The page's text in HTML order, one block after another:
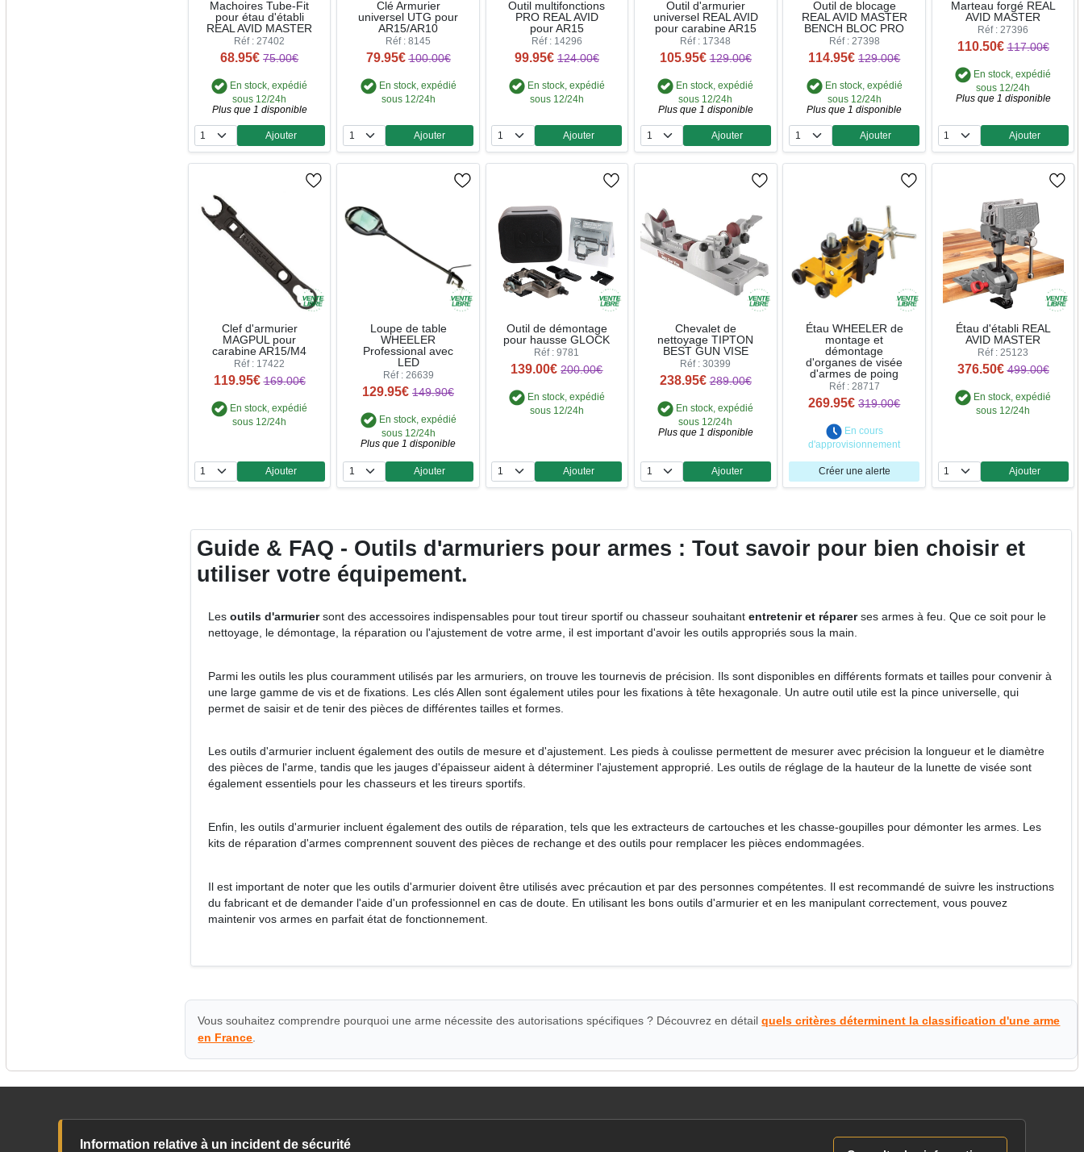
Machoires Tube-Fit
pour étau d'établi
REAL AVID MASTER
Réf : 27402
68.95€ 75.00€
En stock, expédié
sous 12/24h
Plus que 1 disponible
Quantité
Ajouter
Clé Armurier
universel UTG pour
AR15/AR10
Réf : 8145
79.95€ 100.00€
En stock, expédié
sous 12/24h
Quantité
Ajouter
Outil multifonctions
PRO REAL AVID
pour AR15
Réf : 14296
99.95€ 124.00€
En stock, expédié
sous 12/24h
Quantité
Ajouter
Outil d'armurier
universel REAL AVID
pour carabine AR15
Réf : 17348
105.95€ 129.00€
En stock, expédié
sous 12/24h
Plus que 1 disponible
Quantité
Ajouter
Outil de blocage
REAL AVID MASTER
BENCH BLOC PRO
Réf : 27398
114.95€ 129.00€
En stock, expédié
sous 12/24h
Plus que 1 disponible
Quantité
Ajouter
Marteau forgé REAL
AVID MASTER
Réf : 27396
110.50€ 117.00€
En stock, expédié
sous 12/24h
Plus que 1 disponible
Quantité
Ajouter
Clef d'armurier
MAGPUL pour
carabine AR15/M4
Réf : 17422
119.95€ 169.00€
En stock, expédié
sous 12/24h
Quantité
Ajouter
Loupe de table
WHEELER
Professional avec
LED
Réf : 26639
129.95€ 149.90€
En stock, expédié
sous 12/24h
Plus que 1 disponible
Quantité
Ajouter
Outil de démontage
pour hausse GLOCK
Réf : 9781
139.00€ 200.00€
En stock, expédié
sous 12/24h
Quantité
Ajouter
Chevalet de
nettoyage TIPTON
BEST GUN VISE
Réf : 30399
238.95€ 289.00€
En stock, expédié
sous 12/24h
Plus que 1 disponible
Quantité
Ajouter
Étau WHEELER de
montage et
démontage
d'organes de visée
d'armes de poing
Réf : 28717
269.95€ 319.00€
En cours
d'approvisionnement
Créer une alerte
Étau d'établi REAL
AVID MASTER
Réf : 25123
376.50€ 499.00€
En stock, expédié
sous 12/24h
Quantité
Ajouter
Guide & FAQ - Outils d'armuriers pour armes : Tout savoir pour bien choisir et
utiliser votre équipement.
Lesoutils d'armuriersont des accessoires indispensables pour tout tireur sportif ou chasseur souhaitant entretenir et réparerses armes à feu. Que ce soit pour le
nettoyage, le démontage, la réparation ou l'ajustement de votre arme, il est important d'avoir les outils appropriés sous la main.
Parmi les outils les plus couramment utilisés par les armuriers, on trouve les tournevis de précision. Ils sont disponibles en différents formats et tailles pour convenir à
une large gamme de vis et de fixations. Les clés Allen sont également utiles pour les fixations à tête hexagonale. Un autre outil utile est la pince universelle, qui
permet de saisir et de tenir des pièces de différentes tailles et formes.
Les outils d'armurier incluent également des outils de mesure et d'ajustement. Les pieds à coulisse permettent de mesurer avec précision la longueur et le diamètre
des pièces de l'arme, tandis que les jauges d'épaisseur aident à déterminer l'ajustement approprié. Les outils de réglage de la hauteur de la lunette de visée sont
également essentiels pour les chasseurs et les tireurs sportifs.
Enfin, les outils d'armurier incluent également des outils de réparation, tels que les extracteurs de cartouches et les chasse-goupilles pour démonter les armes. Les
kits de réparation d'armes comprennent souvent des pièces de rechange et des outils pour remplacer les pièces endommagées.
Il est important de noter que les outils d'armurier doivent être utilisés avec précaution et par des personnes compétentes. Il est recommandé de suivre les instructions
du fabricant et de demander l'aide d'un professionnel en cas de doute. En utilisant les bons outils d'armurier et en les manipulant correctement, vous pouvez
maintenir vos armes en parfait état de fonctionnement.
Vous souhaitez comprendre pourquoi une arme nécessite des autorisations spécifiques ? Découvrez en détailquels critères déterminent la classification d'une arme
en France
Information relative à un incident de sécurité